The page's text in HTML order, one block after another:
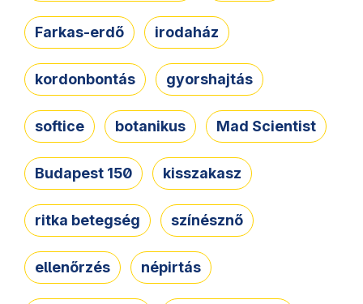
Farkas-erdő irodaház
kordonbontás gyorshajtás
softice botanikus Mad Scientist
Budapest 150 kisszakasz
ritka betegség színésznő
ellenőrzés népirtás